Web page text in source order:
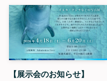
【展示会のお知らせ】